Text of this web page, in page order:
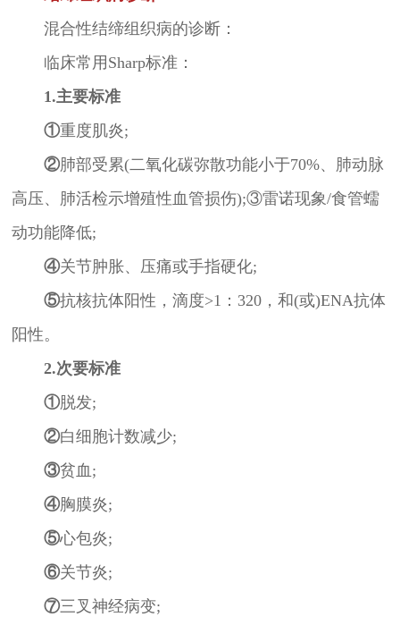
混合性结缔组织病的诊断：
临床常用Sharp标准：
1.主要标准
①重度肌炎;
②肺部受累(二氧化碳弥散功能小于70%、肺动脉
高压、肺活检示增殖性血管损伤);③雷诺现象/食管蠕
动功能降低;
④关节肿胀、压痛或手指硬化;
⑤抗核抗体阳性，滴度>1：320，和(或)ENA抗体
阳性。
2.次要标准
①脱发;
②白细胞计数减少;
③贫血;
④胸膜炎;
⑤心包炎;
⑥关节炎;
⑦三叉神经病变;